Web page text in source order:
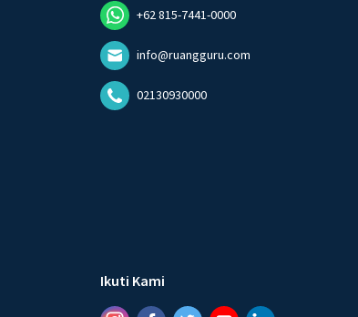
+62 815-7441-0000
info@ruangguru.com
02130930000
Ikuti Kami